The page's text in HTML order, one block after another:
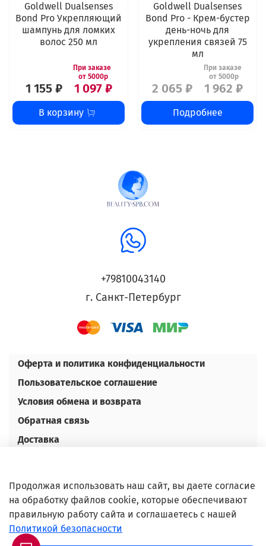
Goldwell Dualsenses
Bond Pro Укрепляющий
шампунь для ломких
волос 250 мл
1 155 ₽ 1 097 ₽
В корзину
Goldwell Dualsenses
Bond Pro - Крем-бустер
день-ночь для
укрепления связей 75
мл
2 065 ₽ 1 962 ₽
Подробнее
+79810043140
г. Санкт-Петербург
Оферта и политика конфиденциальности
Пользовательское соглашение
Условия обмена и возврата
Обратная связь
Доставка
Оптовым покупателям
©Любое использование либо копирование
материалов или подборки материалов сайта,
Продолжая использовать наш сайт, вы даете согласие
на обработку файлов cookie, которые обеспечивают
правильную работу сайта и соглашаетесь с нашей
Политикой безопасности